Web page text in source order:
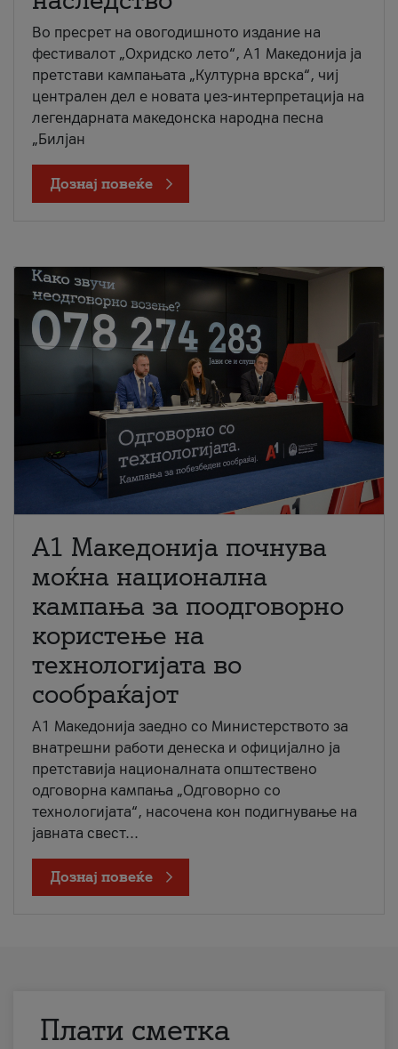
Во пресрет на овогодишното издание на
фестивалот „Охридско лето“, А1 Македонија ја
претстави кампањата „Културна врска“, чиј
централен дел е новата џез-интерпретација на
легендарната македонска народна песна
„Билјан
Дознај повеќе
A1 Македонија почнува
моќна национална
кампања за поодговорно
користење на
технологијата во
сообраќајот
A1 Македонија заедно со Министерството за
внатрешни работи денеска и официјално ја
претставија националната општествено
одговорна кампања „Одговорно со
технологијата“, насочена кон подигнување на
јавната свест...
Дознај повеќе
Плати сметка